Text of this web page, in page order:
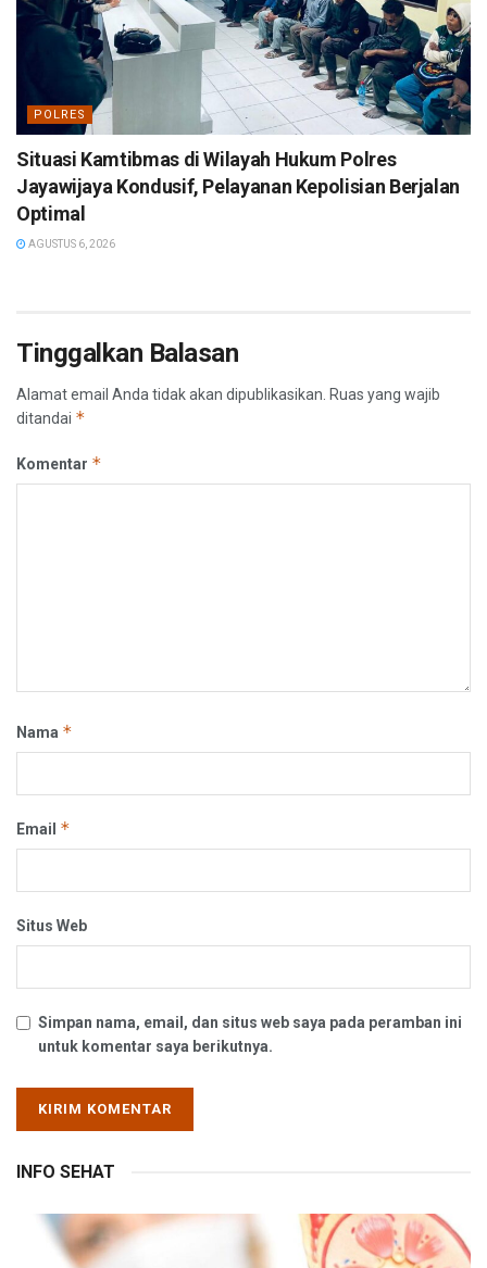
POLRES
Situasi Kamtibmas di Wilayah Hukum Polres
Jayawijaya Kondusif, Pelayanan Kepolisian Berjalan
Optimal
AGUSTUS 6, 2026
Tinggalkan Balasan
Alamat email Anda tidak akan dipublikasikan. Ruas yang wajib
ditandai *
Komentar *
Nama *
Email *
Situs Web
Simpan nama, email, dan situs web saya pada peramban ini
untuk komentar saya berikutnya.
INFO SEHAT